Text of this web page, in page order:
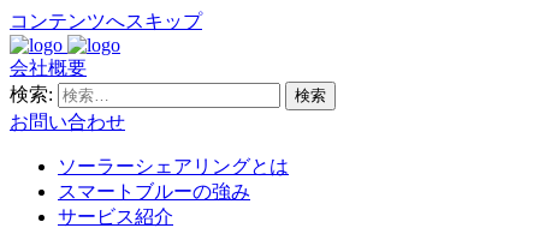
コンテンツへスキップ
会社概要
検索:
お問い合わせ
ソーラーシェアリングとは
スマートブルーの強み
サービス紹介